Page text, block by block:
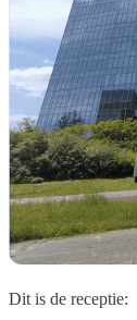
Dit is de receptie: